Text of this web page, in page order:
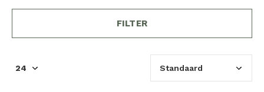
FILTER